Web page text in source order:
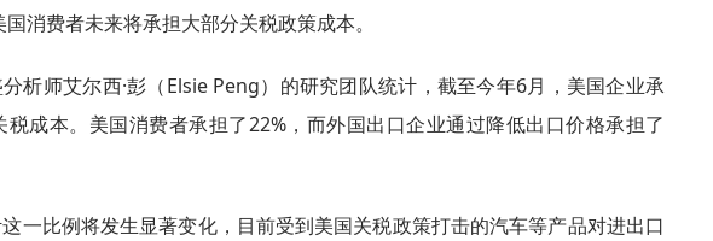
消费者未来将承担大部分关税政策成本。
析师艾尔西·彭（Elsie Peng）的研究团队统计，截至今年6月，美国企业承
税成本。美国消费者承担了22%，而外国出口企业通过降低出口价格承担了
一比例将发生显著变化，目前受到美国关税政策打击的汽车等产品对进出口